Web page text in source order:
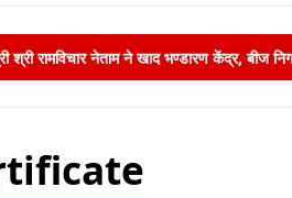
श्री रामविचार नेताम ने खाद भण्डारण केंद्र, बीज